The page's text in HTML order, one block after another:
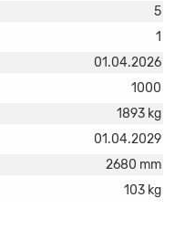
5
1
01.04.2026
1000
1893 kg
01.04.2029
2680 mm
103 kg